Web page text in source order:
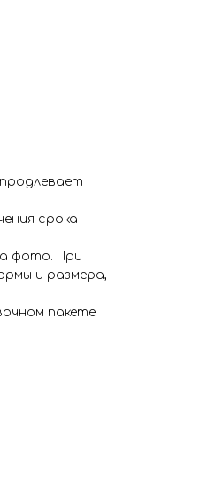
срока
фото. При
и размера,
пакете